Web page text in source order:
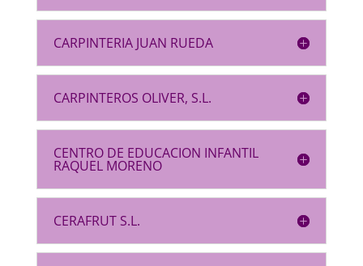
CARPINTERIA JUAN RUEDA
CARPINTEROS OLIVER, S.L.
CENTRO DE EDUCACION INFANTIL
RAQUEL MORENO
CERAFRUT S.L.